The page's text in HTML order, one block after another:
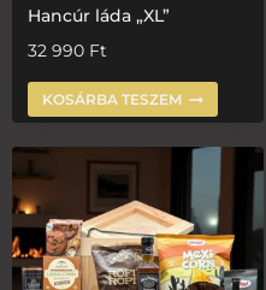
Hancúr láda „XL”
32 990 Ft
KOSÁRBA TESZEM